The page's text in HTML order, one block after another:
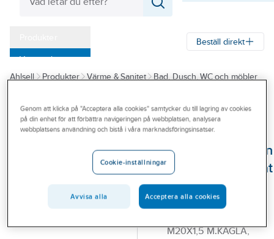
Varumärken
Kampanjer
Branscher
Beställ direkt
Ahlsell Produkter Värme & Sanitet
Bad, Dusch, WC och möbler
Ventilkäglor och packningar
Ventilöverstycken
Ventilöverstycken
med dold sexkant
Blyfri, Trio
TRIO
M20X1,5 M.KÄGLA,
Genom att klicka på "Acceptera alla cookies" samtycker du till lagring av cookies
på din enhet för att förbättra navigeringen på webbplatsen, analysera
webbplatsens användning och bistå i våra marknadsföringsinsatser.
Cookie-inställningar
Avvisa alla Acceptera alla cookies